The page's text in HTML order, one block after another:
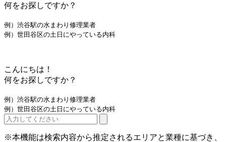
何をお探しですか？
例）渋谷駅の水まわり修理業者
例）世田谷区の土日にやっている内科
こんにちは！
何をお探しですか？
例）渋谷駅の水まわり修理業者
例）世田谷区の土日にやっている内科
※本機能は検索内容から推定されるエリアと業種に基づき、